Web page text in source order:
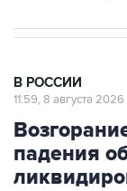
В РОССИИ
11:59, 8 августа 2026
падения